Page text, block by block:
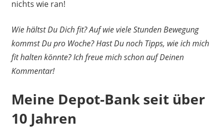
nichts wie ran!
Wie hältst Du Dich fit? Auf wie viele Stunden Bewegung
kommst Du pro Woche? Hast Du noch Tipps, wie ich mich
fit halten könnte? Ich freue mich schon auf Deinen
Kommentar!
Meine Depot-Bank seit über
10 Jahren